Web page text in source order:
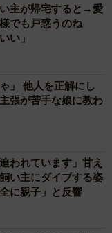
主が帰宅すると→愛
でも戸惑うのね
い」
」 他人を正解にし
張が苦手な娘に教わ
われています」甘え
い主にダイブする姿
に親子」と反響